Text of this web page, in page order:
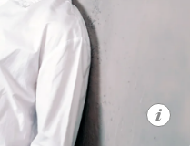
рэпер вернётся,
тур был
безумного
сольный
корейский
в Новосибирске.